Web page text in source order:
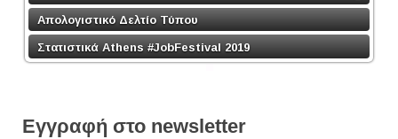
Απολογιστικό Δελτίο Τύπου
Στατιστικά Athens #JobFestival 2019
Εγγραφή στο newsletter